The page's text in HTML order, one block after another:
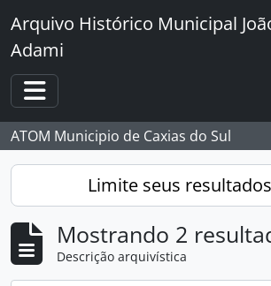
Skip to main content
Arquivo Histórico Municipal
Adami
Toggle navigation
ATOM Municipio de Caxias do Sul
Limite seus
Mostrando 2
Descrição arquivística